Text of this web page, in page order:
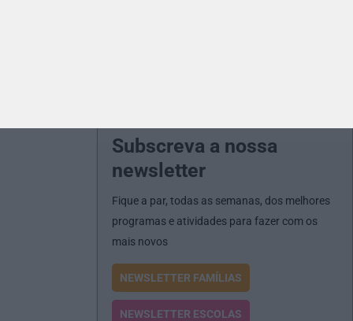
Subscreva a nossa
newsletter
Fique a par, todas as semanas, dos melhores
programas e atividades para fazer com os
mais novos
NEWSLETTER FAMÍLIAS
NEWSLETTER ESCOLAS